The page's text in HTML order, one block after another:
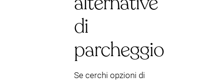
di
parcheggio
Se cerchi opzioni di